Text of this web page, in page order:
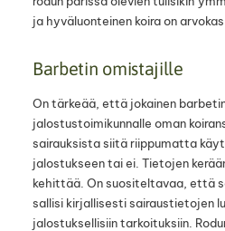
ja hyväluonteinen koira on
Barbetin omistajille
On tärkeää, että jokainen
jalostustoimikunnalle oman
sairauksista siitä riippumatta
jalostukseen tai ei. Tietojen
kehittää. On suositeltavaa, että
sallisi kirjallisesti sairaustietojen
jalostuksellisiin tarkoituksiin.